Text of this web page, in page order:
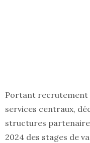
Portant recrutement
services centraux,
structures
2024 des stages de